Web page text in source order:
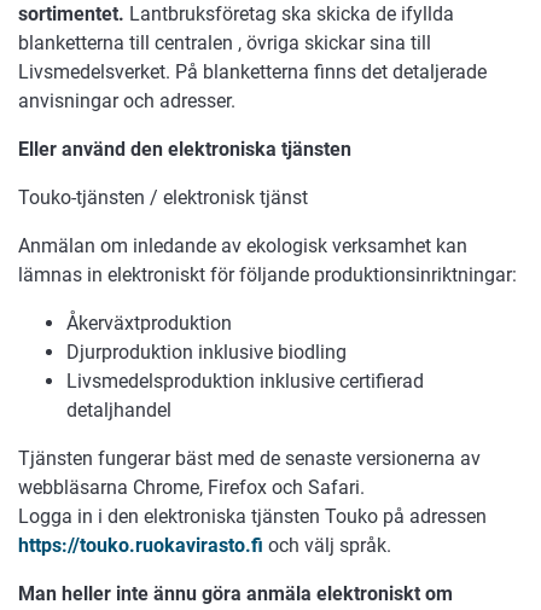
sortimentet. Lantbruksföretag ska skicka de ifyllda
blanketterna till centralen , övriga skickar sina till
Livsmedelsverket. På blanketterna finns det detaljerade
anvisningar och adresser.
Eller använd den elektroniska tjänsten
Touko-tjänsten / elektronisk tjänst
Anmälan om inledande av ekologisk verksamhet kan
lämnas in elektroniskt för följande produktionsinriktningar:
Åkerväxtproduktion
Djurproduktion inklusive biodling
Livsmedelsproduktion inklusive certifierad
detaljhandel
Tjänsten fungerar bäst med de senaste versionerna av
webbläsarna Chrome, Firefox och Safari.
Logga in i den elektroniska tjänsten Touko på adressen
https://touko.ruokavirasto.fi och välj språk.
Man heller inte ännu göra anmäla elektroniskt om